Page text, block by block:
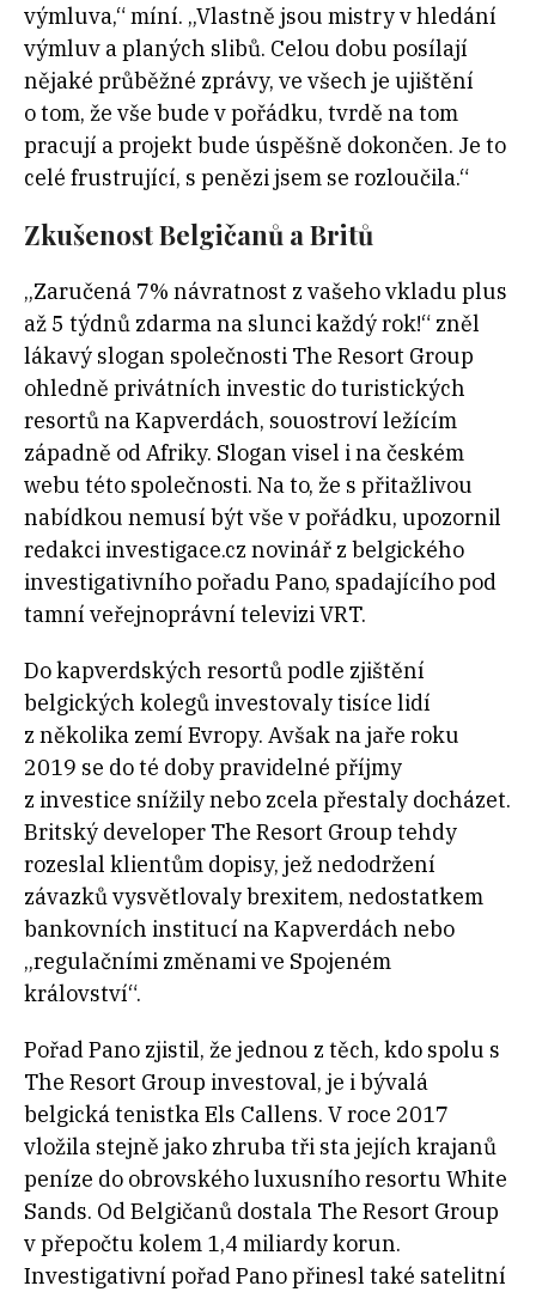
výmluva,“ míní. „Vlastně jsou mistry v hledání
výmluv a planých slibů. Celou dobu posílají
nějaké průběžné zprávy, ve všech je ujištění
o tom, že vše bude v pořádku, tvrdě na tom
pracují a projekt bude úspěšně dokončen. Je to
celé frustrující, s penězi jsem se rozloučila.“
Zkušenost Belgičanů a Britů
„Zaručená 7% návratnost z vašeho vkladu plus
až 5 týdnů zdarma na slunci každý rok!“ zněl
lákavý slogan společnosti The Resort Group
ohledně privátních investic do turistických
resortů na Kapverdách, souostroví ležícím
západně od Afriky. Slogan visel i na českém
webu této společnosti. Na to, že s přitažlivou
nabídkou nemusí být vše v pořádku, upozornil
redakci investigace.cz novinář z belgického
investigativního pořadu Pano, spadajícího pod
tamní veřejnoprávní televizi VRT.
Do kapverdských resortů podle zjištění
belgických kolegů investovaly tisíce lidí
z několika zemí Evropy. Avšak na jaře roku
2019 se do té doby pravidelné příjmy
z investice snížily nebo zcela přestaly docházet.
Britský developer The Resort Group tehdy
rozeslal klientům dopisy, jež nedodržení
závazků vysvětlovaly brexitem, nedostatkem
bankovních institucí na Kapverdách nebo
„regulačními změnami ve Spojeném
království“.
Pořad Pano zjistil, že jednou z těch, kdo spolu s
The Resort Group investoval, je i bývalá
belgická tenistka Els Callens. V roce 2017
vložila stejně jako zhruba tři sta jejích krajanů
peníze do obrovského luxusního resortu White
Sands. Od Belgičanů dostala The Resort Group
v přepočtu kolem 1,4 miliardy korun.
Investigativní pořad Pano přinesl také satelitní